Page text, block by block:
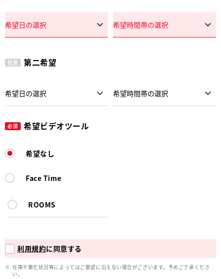
任意 第二希望
必須 希望ビデオツール
希望なし
Face Time
ROOMS
利用規約に同意する
在庫や繁忙状況等によってはご要望に沿えない場合がございます。予めご了承くださ
い。